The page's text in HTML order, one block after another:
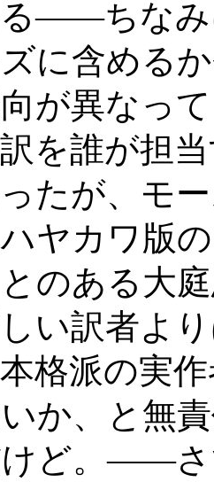
――ちなみ
に含める
が異なっ
を誰が担
たが、モ
ヤカワ版
のある大
い訳者よ
格派の実
か、と無
ど。――さ